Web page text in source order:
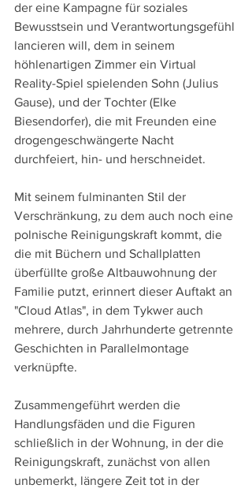
der eine Kampagne für soziales
Bewusstsein und Verantwortungsgefühl
lancieren will, dem in seinem
höhlenartigen Zimmer ein Virtual
Reality-Spiel spielenden Sohn (Julius
Gause), und der Tochter (Elke
Biesendorfer), die mit Freunden eine
drogengeschwängerte Nacht
durchfeiert, hin- und herschneidet.
Mit seinem fulminanten Stil der
Verschränkung, zu dem auch noch eine
polnische Reinigungskraft kommt, die
die mit Büchern und Schallplatten
überfüllte große Altbauwohnung der
Familie putzt, erinnert dieser Auftakt an
"Cloud Atlas", in dem Tykwer auch
mehrere, durch Jahrhunderte getrennte
Geschichten in Parallelmontage
verknüpfte.
Zusammengeführt werden die
Handlungsfäden und die Figuren
schließlich in der Wohnung, in der die
Reinigungskraft, zunächst von allen
unbemerkt, längere Zeit tot in der